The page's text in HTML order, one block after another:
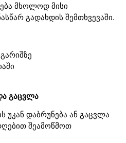
მხოლოდ მისი
გადახდის შემთხვევაში.
გაცვლა
უკან დაბრუნება ან გაცვლა
შეამოწმოთ